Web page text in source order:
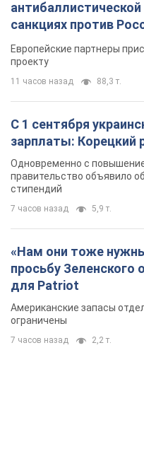
антибаллистической
санкциях против
Видео
Европейские партнеры
проекту
11 часов назад 88,3 т.
С 1 сентября
зарплаты: Корецкий
Одновременно с
правительство объявило
стипендий
7 часов назад 5,9 т.
«Нам они тоже
просьбу Зеленского
для Patriot
Американские запасы
ограничены
7 часов назад 2,2 т.